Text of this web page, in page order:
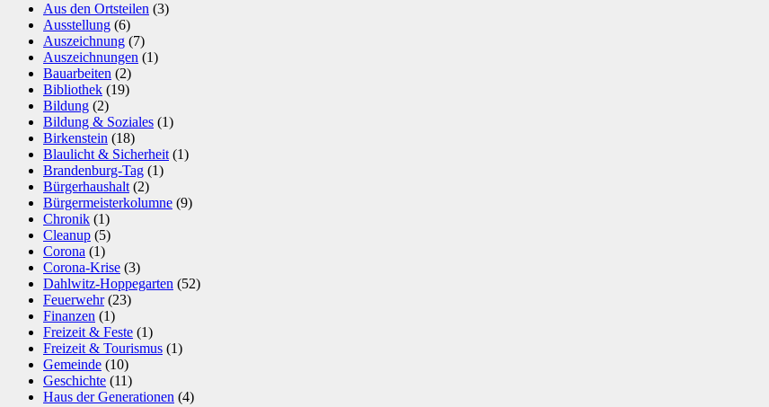
Aus den Ortsteilen (3)
Ausstellung (6)
Auszeichnung (7)
Auszeichnungen (1)
Bauarbeiten (2)
Bibliothek (19)
Bildung (2)
Bildung & Soziales (1)
Birkenstein (18)
Blaulicht & Sicherheit (1)
Brandenburg-Tag (1)
Bürgerhaushalt (2)
Bürgermeisterkolumne (9)
Chronik (1)
Cleanup (5)
Corona (1)
Corona-Krise (3)
Dahlwitz-Hoppegarten (52)
Feuerwehr(23)
Finanzen (1)
Freizeit & Feste (1)
Freizeit & Tourismus (1)
Gemeinde (10)
Geschichte (11)
Haus der Generationen (4)